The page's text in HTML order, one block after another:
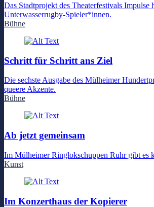
Das Stadtprojekt des Theaterfestivals
Unterwasserrugby-Spieler*innen.
Bühne
Schritt für Schritt ans Ziel
Die sechste Ausgabe des Mülheimer
queere Akzente.
Bühne
Ab jetzt gemeinsam
Im Mülheimer Ringlokschuppen Ruhr gibt es
Kunst
Im Konzerthaus der Kopierer